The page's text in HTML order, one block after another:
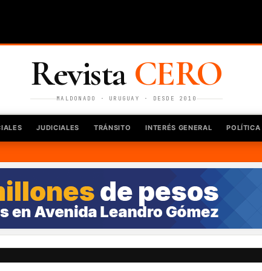
RevistaCERO
MALDONADO · URUGUAY · DESDE 2010
JUDICIALES TRÁNSITO INTERÉS GENERAL POLÍTICA